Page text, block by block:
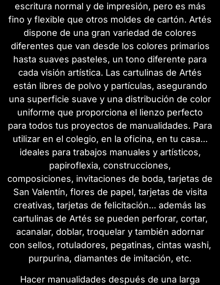
escritura normal y de impresión, pero es más
fino y flexible que otros moldes de cartón. Artés
dispone de una gran variedad de colores
diferentes que van desde los colores primarios
hasta suaves pasteles, un tono diferente para
cada visión artística. Las cartulinas de Artés
están libres de polvo y partículas, asegurando
una superficie suave y una distribución de color
uniforme que proporciona el lienzo perfecto
para todos tus proyectos de manualidades. Para
utilizar en el colegio, en la oficina, en tu casa...
ideales para trabajos manuales y artísticos,
papiroflexia, construcciones,
composiciones, invitaciones de boda, tarjetas de
San Valentín, flores de papel, tarjetas de visita
creativas, tarjetas de felicitación... además las
cartulinas de Artés se pueden perforar, cortar,
acanalar, doblar, troquelar y también adornar
con sellos, rotuladores, pegatinas, cintas washi,
purpurina, diamantes de imitación, etc.
Hacer manualidades después de una larga